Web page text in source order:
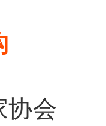
协会